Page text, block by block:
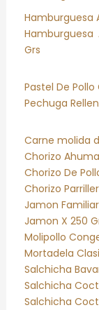
Hamburguesa
Grs
Pastel De
Pechuga
Carne molida
Chorizo
Chorizo De
Chorizo
Jamon
Jamon X 250
Molipollo
Mortadela
Salchicha
Salchicha
Salchicha